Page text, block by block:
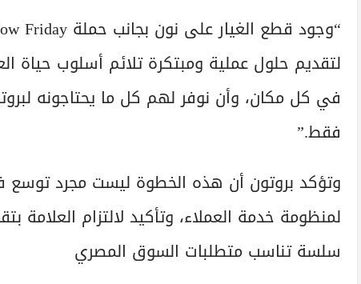
لتقديم حلول عملية ومبتكرة تلائم أسلوب حياة
في كل مكان، وأن نوفر لهم كل ما يحتاجونه
فقط.”
وتؤكد بروتون أن هذه الخطوة ليست مجرد
لمنظومة خدمة العملاء، وتأكيد لالتزام العلامة
سلسة تناسب متطلبات السوق المصري